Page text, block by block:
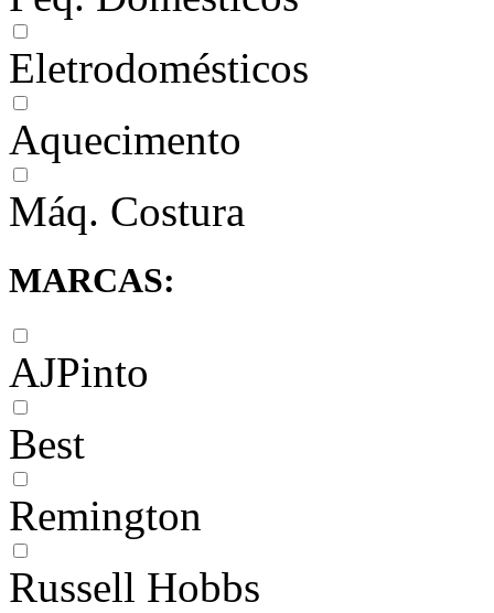
Eletrodomésticos
Aquecimento
Máq. Costura
MARCAS:
AJPinto
Best
Remington
Russell Hobbs